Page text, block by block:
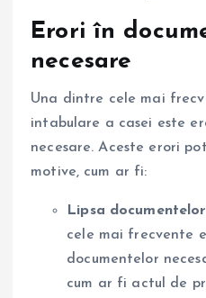
Erori în
necesare
Una dintre cele mai
intabulare a casei este
necesare. Aceste erori
motive, cum ar fi:
Lipsa
cele mai frecvente
documentelor
cum ar fi actul de